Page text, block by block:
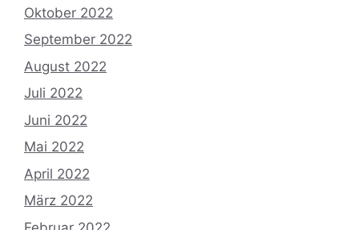
Oktober 2022
September 2022
August 2022
Juli 2022
Juni 2022
Mai 2022
April 2022
März 2022